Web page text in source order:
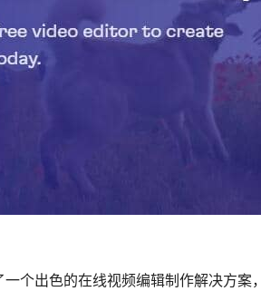
个出色的在线视频编辑制作解决方案